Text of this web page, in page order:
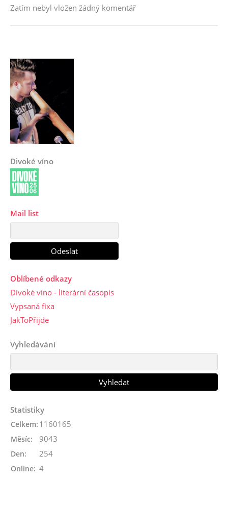
Zatím nebyl vložen žádný komentář
Divoké víno
Mail list
Oblíbené odkazy
Divoké víno - literární časopis
Vypsaná fixa
JakToPřijde
Vyhledávání
Statistiky
Online: 4
Celkem: 1160165
Měsíc: 9043
Den: 254